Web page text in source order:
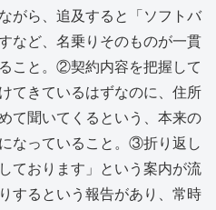
がら、追及すると「ソフトバ
など、名乗りそのものが一貫
こと。②契約内容を把握して
てきているはずなのに、住所
て聞いてくるという、本来の
なっていること。③折り返し
ております」という案内が流
するという報告があり、常時